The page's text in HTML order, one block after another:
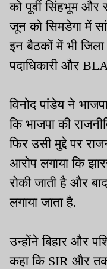
को पूर्वी सिंहभूम
जून को सिमडेगा में
इन बैठकों में भी
पदाधिकारी और
विनोद पांडेय ने
कि भाजपा की
फिर उसी मुद्दे पर
आरोप लगाया कि
रोकी जाती है और
लगाया जाता है.
उन्होंने बिहार और
कहा कि SIR और